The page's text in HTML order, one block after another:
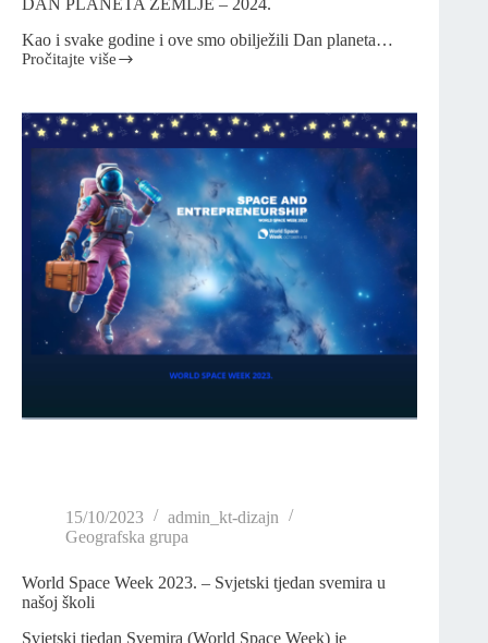
Kao i svake godine i ove smo obilježili Dan planeta…
Pročitajte više
15/10/2023
admin_kt-dizajn
Geografska grupa
World Space Week 2023. – Svjetski tjedan svemira u
našoj školi
Svjetski tjedan Svemira (World Space Week) je